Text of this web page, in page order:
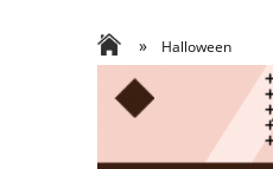
» Halloween